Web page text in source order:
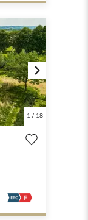
Next
1/ 18